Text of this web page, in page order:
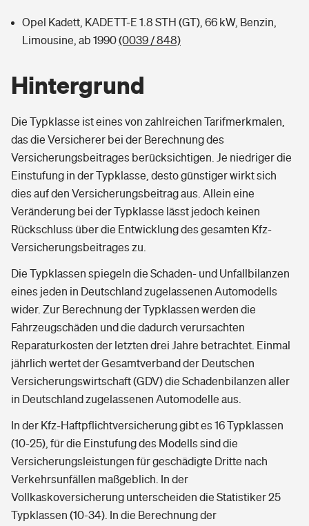
Opel Kadett, KADETT-E 1.8 STH (GT), 66 kW, Benzin,
Limousine, ab 1990(0039 / 848)
Hintergrund
Die Typklasse ist eines von zahlreichen Tarifmerkmalen,
das die Versicherer bei der Berechnung des
Versicherungsbeitrages berücksichtigen. Je niedriger die
Einstufung in der Typklasse, desto günstiger wirkt sich
dies auf den Versicherungsbeitrag aus. Allein eine
Veränderung bei der Typklasse lässt jedoch keinen
Rückschluss über die Entwicklung des gesamten Kfz-
Versicherungsbeitrages zu.
Die Typklassen spiegeln die Schaden- und Unfallbilanzen
eines jeden in Deutschland zugelassenen Automodells
wider. Zur Berechnung der Typklassen werden die
Fahrzeugschäden und die dadurch verursachten
Reparaturkosten der letzten drei Jahre betrachtet. Einmal
jährlich wertet der Gesamtverband der Deutschen
Versicherungswirtschaft (GDV) die Schadenbilanzen aller
in Deutschland zugelassenen Automodelle aus.
In der Kfz-Haftpflichtversicherung gibt es 16 Typklassen
(10-25), für die Einstufung des Modells sind die
Versicherungsleistungen für geschädigte Dritte nach
Verkehrsunfällen maßgeblich. In der
Vollkaskoversicherung unterscheiden die Statistiker 25
Typklassen (10-34). In die Berechnung der